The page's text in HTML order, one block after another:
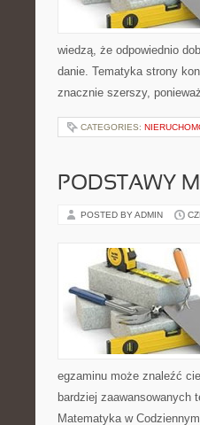
wiedzą, że odpowiednio
danie. Tematyka strony
znacznie szerszy,
CATEGORIES:
PODSTAWY
POSTED BY ADMIN
egzaminu może znaleźć
bardziej
Matematyka w